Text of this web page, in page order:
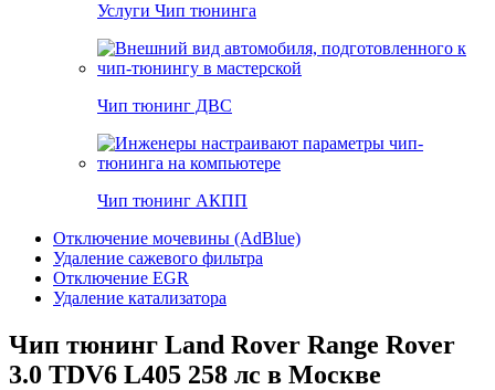
Услуги Чип тюнинга
Чип тюнинг ДВС
Чип тюнинг АКПП
Отключение мочевины (AdBlue)
Удаление сажевого фильтра
Отключение EGR
Удаление катализатора
Чип тюнинг Land Rover Range Rover
3.0 TDV6 L405 258 лс в Москве